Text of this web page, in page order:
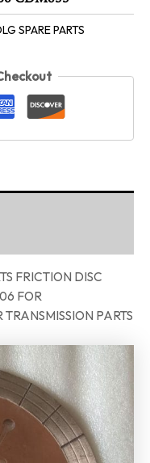
SPARE PARTS
FRICTION DISC
FOR
PARTS